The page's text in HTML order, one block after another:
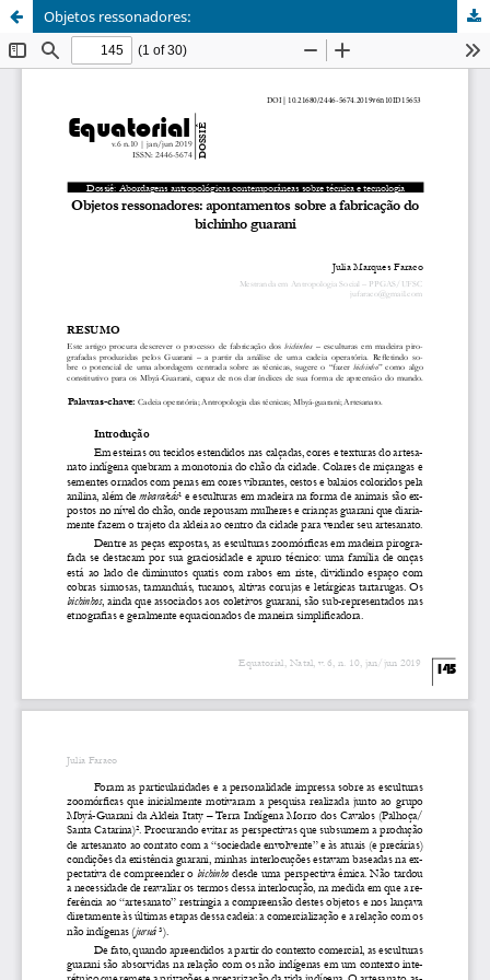
Objetos ressonadores: